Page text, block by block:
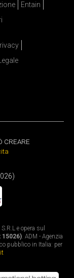
Entain
CREARE
e opera sul
15026). ADM - Agenzia
pubblico in Italia: per